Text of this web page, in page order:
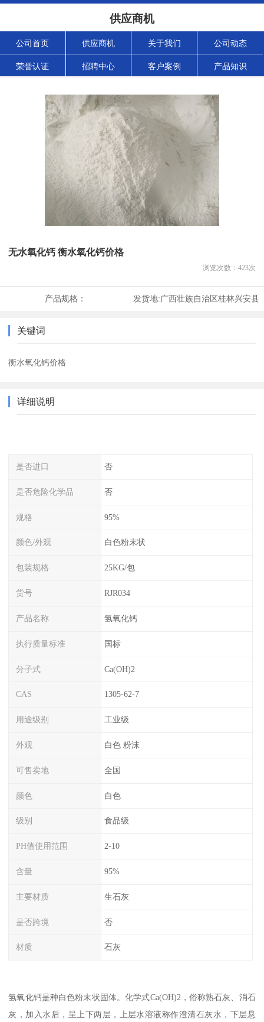
供应商机
公司首页 供应商机 关于我们 公司动态
荣誉认证 招聘中心 客户案例 产品知识
无水氧化钙 衡水氧化钙价格
浏览次数： 423次
产品规格： 发货地:广西壮族自治区桂林兴安县
关键词
衡水氧化钙价格
详细说明
是否进口 否
是否危险化学品 否
规格 95%
颜色/外观 白色粉末状
包装规格 25KG/包
货号 RJR034
产品名称 氢氧化钙
执行质量标准 国标
分子式 Ca(OH)2
CAS 1305-62-7
用途级别 工业级
外观 白色 粉沫
可售卖地 全国
颜色 白色
级别 食品级
PH值使用范围 2-10
含量 95%
主要材质 生石灰
是否跨境 否
材质 石灰
氢氧化钙是种白色粉末状固体。化学式Ca(OH)2，俗称熟石灰、消石
灰，加入水后，呈上下两层，上层水溶液称作澄清石灰水，下层悬